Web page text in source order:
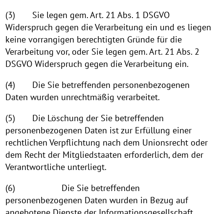
(3) Sie legen gem. Art. 21 Abs. 1 DSGVO
Widerspruch gegen die Verarbeitung ein und es liegen
keine vorrangigen berechtigten Gründe für die
Verarbeitung vor, oder Sie legen gem. Art. 21 Abs. 2
DSGVO Widerspruch gegen die Verarbeitung ein.
(4) Die Sie betreffenden personenbezogenen
Daten wurden unrechtmäßig verarbeitet.
(5) Die Löschung der Sie betreffenden
personenbezogenen Daten ist zur Erfüllung einer
rechtlichen Verpflichtung nach dem Unionsrecht oder
dem Recht der Mitgliedstaaten erforderlich, dem der
Verantwortliche unterliegt.
(6) Die Sie betreffenden
personenbezogenen Daten wurden in Bezug auf